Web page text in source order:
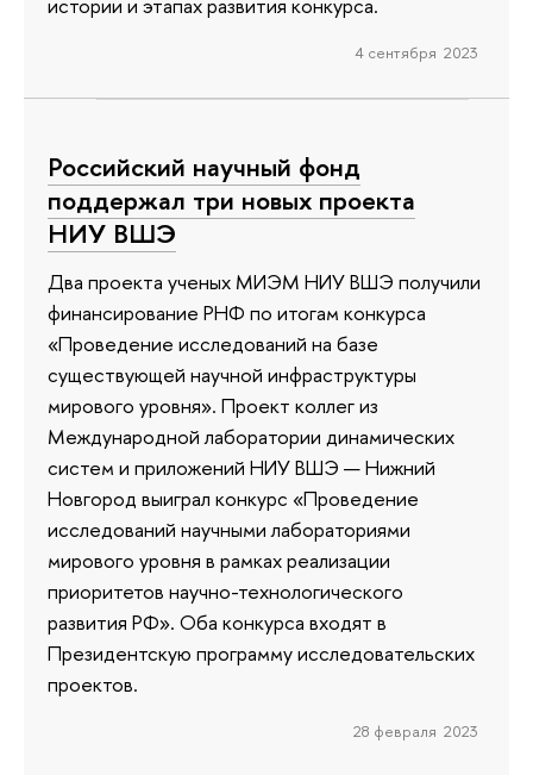
истории и этапах развития конкурса.
4 сентября 2023
Российский научный фонд
поддержал три новых проекта
НИУ ВШЭ
Два проекта ученых МИЭМ НИУ ВШЭ получили
финансирование РНФ по итогам конкурса
«Проведение исследований на базе
существующей научной инфраструктуры
мирового уровня». Проект коллег из
Международной лаборатории динамических
систем и приложений НИУ ВШЭ — Нижний
Новгород выиграл конкурс «Проведение
исследований научными лабораториями
мирового уровня в рамках реализации
приоритетов научно-технологического
развития РФ». Оба конкурса входят в
Президентскую программу исследовательских
проектов.
28 февраля 2023